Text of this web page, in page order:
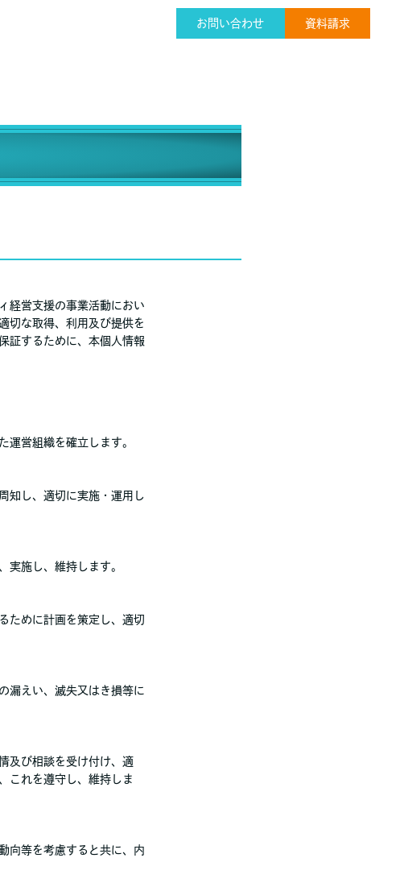
お問い合わせ 資料請求
経営支援の事業活動におい
切な取得、利用及び提供を
証するために、本個人情報
運営組織を確立します。
知し、適切に実施・運用し
実施し、維持します。
ために計画を策定し、適切
漏えい、滅失又はき損等に
及び相談を受け付け、適
これを遵守し、維持しま
向等を考慮すると共に、内